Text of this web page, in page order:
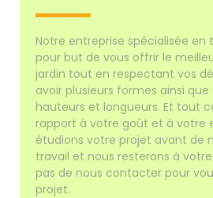
Notre entreprise spécialisée en
pour but de vous offrir le
jardin tout en respectant vos
avoir plusieurs formes ainsi
hauteurs et longueurs. Et tout
rapport à votre goût et à votre
étudions votre projet avant de
travail et nous resterons à votre
pas de nous contacter pour
projet.